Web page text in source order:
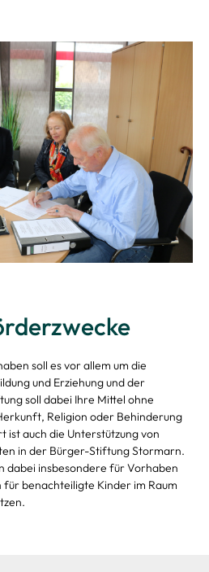
soll es vor allem um die
und Erziehung und der
soll dabei Ihre Mittel ohne
Religion oder Behinderung
ist auch die Unterstützung von
in der Bürger-Stiftung Stormarn.
dabei insbesondere für Vorhaben
benachteiligte Kinder im Raum